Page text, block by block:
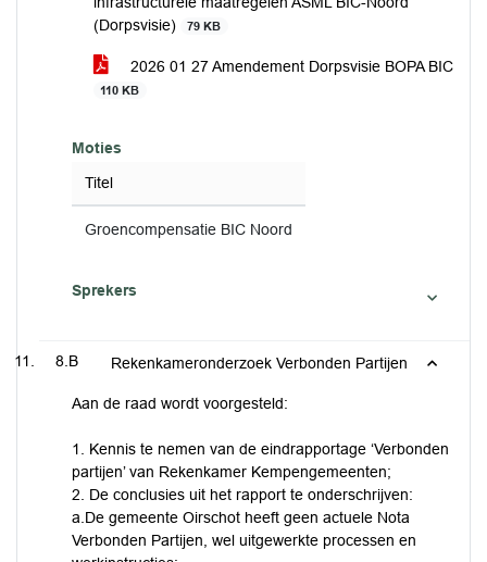
(Dorpsvisie)
79 KB
2026 01 27 Amendement Dorpsvisie BOPA BIC
110 KB
Moties
Titel
Groencompensatie BIC Noord
Sprekers
8.B Rekenkameronderzoek Verbonden Partijen
Aan de raad wordt voorgesteld:
1. Kennis te nemen van de eindrapportage ‘Verbonden
partijen’ van Rekenkamer Kempengemeenten;
2. De conclusies uit het rapport te onderschrijven:
a.De gemeente Oirschot heeft geen actuele Nota
Verbonden Partijen, wel uitgewerkte processen en